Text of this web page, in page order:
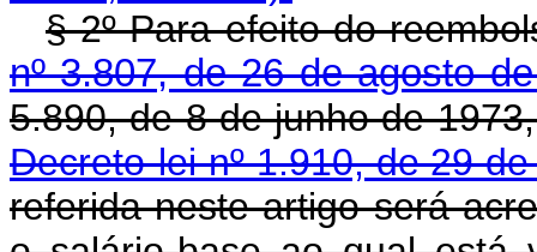
§ 2º Para efeito do
nº 3.807, de 26 de agosto
5.890, de 8 de junho de
Decreto-lei nº 1.910, de 29
referida neste artigo será